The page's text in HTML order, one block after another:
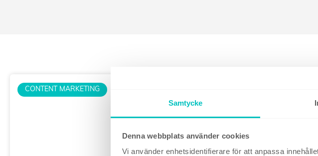
Samtycke
Denna webbplats använder cookies
Vi använder enhetsidentifierare för att anpassa
CONTENT MARKETING